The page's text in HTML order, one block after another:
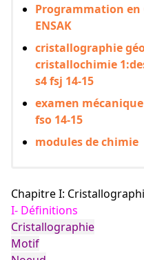
Programmation en
ENSAK
cristallographie
cristallochimie
s4 fsj 14-15
examen
fso 14-15
modules de chimie
Chapitre I:
I- Définitions
Cristallographie
Motif